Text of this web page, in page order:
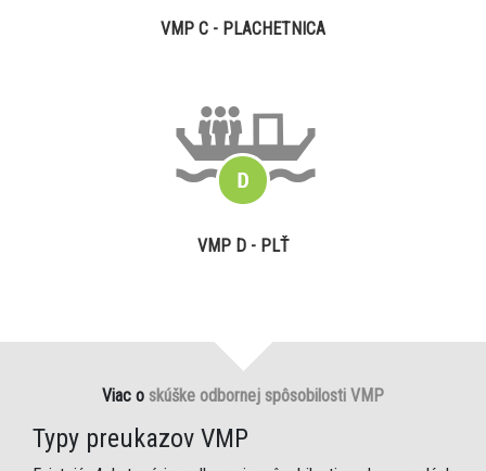
VMP C - PLACHETNICA
VMP D - PLŤ
Viac o skúške odbornej spôsobilosti VMP
Typy preukazov VMP